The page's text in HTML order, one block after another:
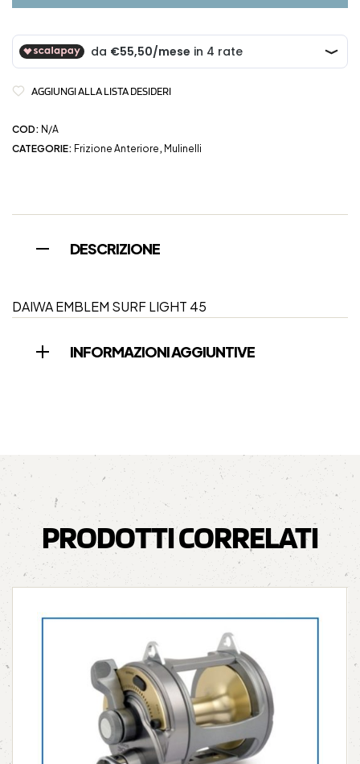
AGGIUNGI ALLA LISTA DESIDERI
COD: N/A
CATEGORIE: Frizione Anteriore, Mulinelli
DESCRIZIONE
DAIWA EMBLEM SURF LIGHT 45
INFORMAZIONI AGGIUNTIVE
PRODOTTI CORRELATI